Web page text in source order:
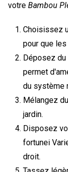
votre Bambou
Choisissez
pour que
Déposez du
permet
du système
Mélangez
jardin.
Disposez
fortunei
droit.